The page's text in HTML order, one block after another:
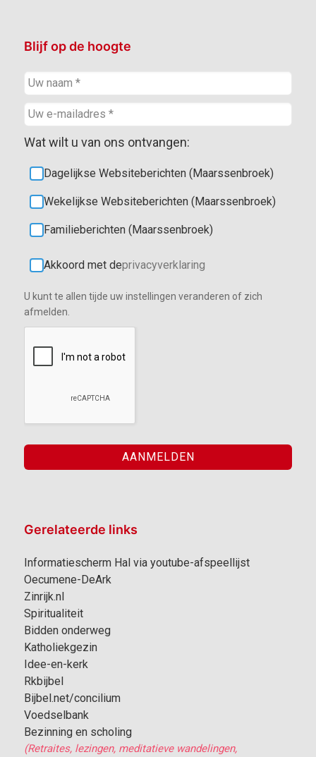
Blijf op de hoogte
Wat wilt u van ons ontvangen:
Dagelijkse Websiteberichten (Maarssenbroek)
Wekelijkse Websiteberichten (Maarssenbroek)
Familieberichten (Maarssenbroek)
Akkoord met deprivacyverklaring
U kunt te allen tijde uw instellingen veranderen of zich
afmelden.
Gerelateerde links
Informatiescherm Hal via youtube-afspeellijst
Oecumene-DeArk
Zinrijk.nl
Spiritualiteit
Bidden onderweg
Katholiekgezin
Idee-en-kerk
Rkbijbel
Bijbel.net/concilium
Voedselbank
Bezinning en scholing
(Retraites, lezingen, meditatieve wandelingen,